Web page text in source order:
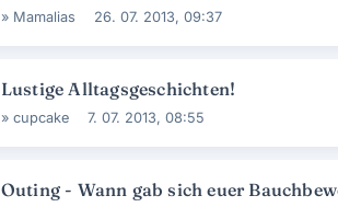
» Mamalias 26. 07. 2013, 09:37
Lustige Alltagsgeschichten!
» cupcake 7. 07. 2013, 08:55
Outing - Wann gab sich euer